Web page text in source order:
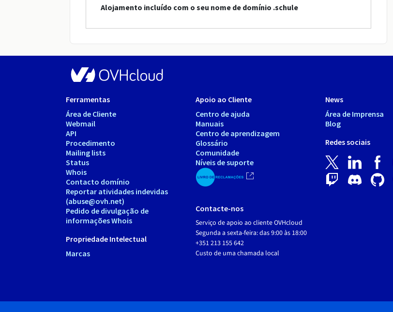
Alojamento incluído com o seu nome de domínio .schule
Ferramentas
Área de Cliente
Webmail
API
Procedimento
Mailing lists
Status
Whois
Contacto domínio
Reportar atividades indevidas
(abuse@ovh.net)
Pedido de divulgação de
informações Whois
Propriedade Intelectual
Marcas
Apoio ao Cliente
Centro de ajuda
Manuais
Centro de aprendizagem
Glossário
Comunidade
Níveis de suporte
Contacte-nos
Serviço de apoio ao cliente OVHcloud
Segunda a sexta-feira: das 9:00 às 18:00
+351 213 155 642
Custo de uma chamada local
News
Área de Imprensa
Blog
Redes sociais